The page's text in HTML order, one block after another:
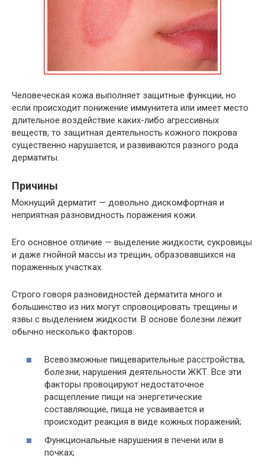
Человеческая кожа выполняет защитные функции, но
если происходит понижение иммунитета или имеет место
длительное воздействие каких-либо агрессивных
веществ, то защитная деятельность кожного покрова
существенно нарушается, и развиваются разного рода
дерматиты.
Причины
Мокнущий дерматит — довольно дискомфортная и
неприятная разновидность поражения кожи.
Его основное отличие — выделение жидкости, сукровицы
и даже гнойной массы из трещин, образовавшихся на
пораженных участках.
Строго говоря разновидностей дерматита много и
большинство из них могут спровоцировать трещины и
язвы с выделением жидкости. В основе болезни лежит
обычно несколько факторов:
Всевозможные пищеварительные расстройства,
болезни, нарушения деятельности ЖКТ. Все эти
факторы провоцируют недостаточное
расщепление пищи на энергетические
составляющие, пища не усваивается и
происходит реакция в виде кожных поражений;
Функциональные нарушения в печени или в
почках;